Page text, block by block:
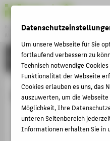
MUSEUMSMANAGEMENT UND -
Menu
PERSONEN THEMEN
STUDIUM
BEWERBUNG
AKTIVITÄTEN
KARRIERE
Um unsere Webseite für Sie
fortlaufend verbessern zu
Technisch notwendige
Funktionalität der Webseite
Cookies erlauben es uns, das
auszuwerten, um die
Möglichkeit, Ihre
unteren Seitenbereich
Informationen erhalten Sie in